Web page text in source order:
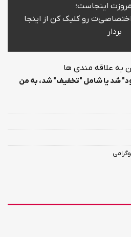
اینجاست؛
رو کلیک کن از اینجا
بردار
به علاقه مندی ها
شد یا شامل "تخفیف" شد، به من